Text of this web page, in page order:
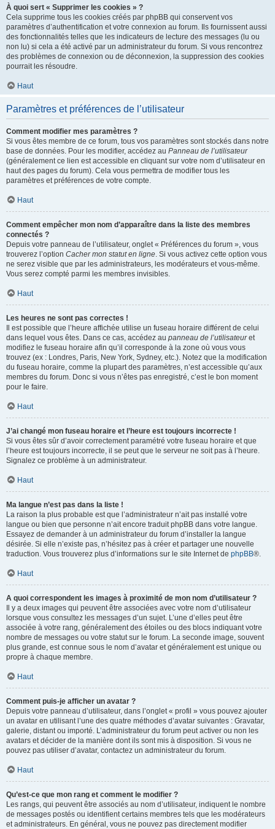
À quoi sert « Supprimer les cookies » ?
Cela supprime tous les cookies créés par phpBB qui conservent vos
paramètres d’authentification et votre connexion au forum. Ils fournissent aussi
des fonctionnalités telles que les indicateurs de lecture des messages (lu ou
non lu) si cela a été activé par un administrateur du forum. Si vous rencontrez
des problèmes de connexion ou de déconnexion, la suppression des cookies
pourrait les résoudre.
Haut
Paramètres et préférences de l’utilisateur
Comment modifier mes paramètres ?
Si vous êtes membre de ce forum, tous vos paramètres sont stockés dans notre
base de données. Pour les modifier, accédez au Panneau de l’utilisateur
(généralement ce lien est accessible en cliquant sur votre nom d’utilisateur en
haut des pages du forum). Cela vous permettra de modifier tous les
paramètres et préférences de votre compte.
Haut
Comment empêcher mon nom d’apparaître dans la liste des membres
connectés ?
Depuis votre panneau de l’utilisateur, onglet « Préférences du forum », vous
trouverez l’option Cacher mon statut en ligne. Si vous activez cette option vous
ne serez visible que par les administrateurs, les modérateurs et vous-même.
Vous serez compté parmi les membres invisibles.
Haut
Les heures ne sont pas correctes !
Il est possible que l’heure affichée utilise un fuseau horaire différent de celui
dans lequel vous êtes. Dans ce cas, accédez au panneau de l’utilisateuret
modifiez le fuseau horaire afin qu’il corresponde à la zone où vous vous
trouvez (ex : Londres, Paris, New York, Sydney, etc.). Notez que la modification
du fuseau horaire, comme la plupart des paramètres, n’est accessible qu’aux
membres du forum. Donc si vous n’êtes pas enregistré, c’est le bon moment
pour le faire.
Haut
J’ai changé mon fuseau horaire et l’heure est toujours incorrecte !
Si vous êtes sûr d’avoir correctement paramétré votre fuseau horaire et que
l’heure est toujours incorrecte, il se peut que le serveur ne soit pas à l’heure.
Signalez ce problème à un administrateur.
Haut
Ma langue n’est pas dans la liste !
La raison la plus probable est que l’administrateur n’ait pas installé votre
langue ou bien que personne n’ait encore traduit phpBB dans votre langue.
Essayez de demander à un administrateur du forum d’installer la langue
désirée. Si elle n’existe pas, n’hésitez pas à créer et partager une nouvelle
traduction. Vous trouverez plus d’informations sur le site Internet de phpBB®.
Haut
A quoi correspondent les images à proximité de mon nom d’utilisateur ?
Il y a deux images qui peuvent être associées avec votre nom d’utilisateur
lorsque vous consultez les messages d’un sujet. L’une d’elles peut être
associée à votre rang, généralement des étoiles ou des blocs indiquant votre
nombre de messages ou votre statut sur le forum. La seconde image, souvent
plus grande, est connue sous le nom d’avatar et généralement est unique ou
propre à chaque membre.
Haut
Comment puis-je afficher un avatar ?
Depuis votre panneau d’utilisateur, dans l’onglet « profil » vous pouvez ajouter
un avatar en utilisant l’une des quatre méthodes d’avatar suivantes : Gravatar,
galerie, distant ou importé. L’administrateur du forum peut activer ou non les
avatars et décider de la manière dont ils sont mis à disposition. Si vous ne
pouvez pas utiliser d’avatar, contactez un administrateur du forum.
Haut
Qu’est-ce que mon rang et comment le modifier ?
Les rangs, qui peuvent être associés au nom d’utilisateur, indiquent le nombre
de messages postés ou identifient certains membres tels que les modérateurs
et administrateurs. En général, vous ne pouvez pas directement modifier